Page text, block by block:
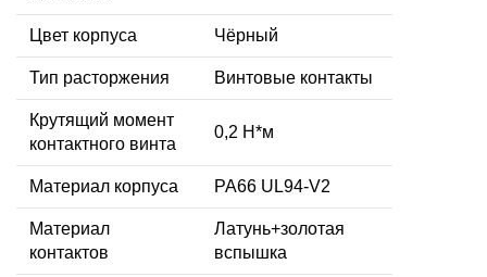
Цвет корпуса Чёрный
Тип расторжения Винтовые контакты
Крутящий момент
контактного винта
0,2 Н*м
Материал корпуса PA66 UL94-V2
Материал
контактов
Латунь+золотая
вспышка